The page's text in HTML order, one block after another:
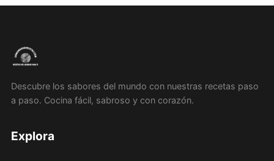
Descubre los sabores del mundo con nuestras recetas paso
a paso. Cocina fácil, sabroso y con corazón.
Explora